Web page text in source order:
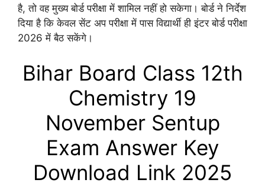
है, तो वह मुख्य बोर्ड परीक्षा में शामिल नहीं हो सकेगा। बोर्ड ने निर्देश
दिया है कि केवल सेंट अप परीक्षा में पास विद्यार्थी ही इंटर बोर्ड परीक्षा
2026 में बैठ सकेंगे।
Bihar Board Class 12th
Chemistry 19
November Sentup
Exam Answer Key
Download Link 2025